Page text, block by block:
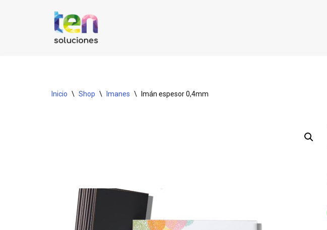
Inicio \ Shop \ Imanes \ Imán espesor 0,4mm